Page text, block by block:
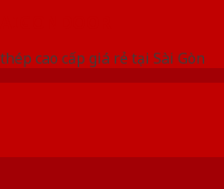
cao cấp giá rẻ tại Sài Gòn